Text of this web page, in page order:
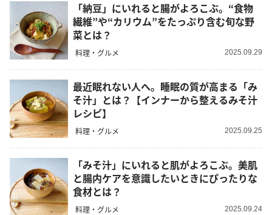
「納豆」にいれると腸がよろこぶ。“食物
繊維”や“カリウム”をたっぷり含む旬な野
菜とは？
料理・グルメ 2025.09.29
最近眠れない人へ。睡眠の質が高まる「み
そ汁」とは？【インナーから整えるみそ汁
レシピ】
料理・グルメ 2025.09.25
「みそ汁」にいれると肌がよろこぶ。美肌
と腸内ケアを意識したいときにぴったりな
食材とは？
料理・グルメ 2025.09.24